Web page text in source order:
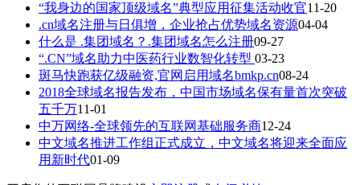
“我身边的国家顶级域名”典型应用征集活动收官11-20
.cn域名注册与日俱增，企业抢占优势域名资源04-04
什么是 .集团域名？.集团域名怎么注册09-27
“.CN”域名助力中医药行业数智化转型 03-23
斑马快跑获亿级融资,官网启用域名bmkp.cn08-24
2018全球域名报告发布，中国市场域名保有量首次突破
五千万11-01
中万网络-全球领先的互联网基础服务商12-24
中文域名推进工作组正式成立，中文域名将迎来全面应
用新时代01-09